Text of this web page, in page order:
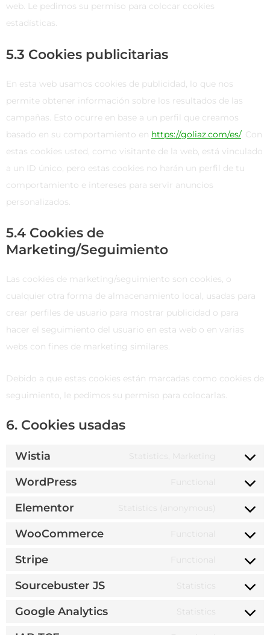
web. Le pedimos su permiso para colocar cookies
estadísticas.
5.3 Cookies publicitarias
En esta web usamos cookies de publicidad, lo que nos
permite obtener información sobre los resultados de las
campañas. Esto ocurre en base a un perfil que creamos
basado en su comportamiento en https://goliaz.com/es/. Con
estas cookies usted, como visitante de la web, está vinculado
a un ID único, pero estas cookies no harán un perfil de tu
comportamiento e intereses para servir anuncios
personalizados.
5.4 Cookies de
Marketing/Seguimiento
Las cookies de marketing/seguimiento son cookies, o
cualquier otra forma de almacenamiento local, usadas para
crear perfiles de usuario para mostrar publicidad o para
hacer el seguimiento del usuario en esta web o en varias
webs con fines de marketing similares.
Debido a que estas cookies están marcadas como cookies de
seguimiento, le pedimos su permiso para colocarlas.
6. Cookies usadas
Wistia
WordPress
Elementor
WooCommerce
Stripe
Sourcebuster JS
Google Analytics